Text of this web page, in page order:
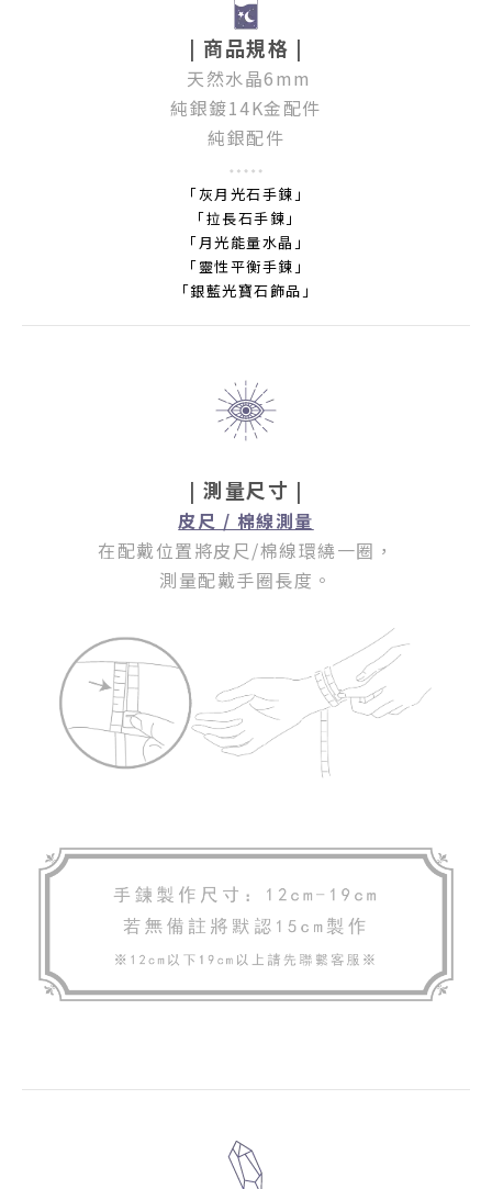
| 商品規格 |
天然水晶6mm
純銀鍍14K金配件
純銀配件
「灰月光石手鍊」
「拉長石手鍊」
「月光能量水晶」
「靈性平衡手鍊」
「銀藍光寶石飾品」
| 測量尺寸 |
皮尺 / 棉線測量
在配戴位置將皮尺/棉線環繞一圈 ，
測量配戴手圈長度。